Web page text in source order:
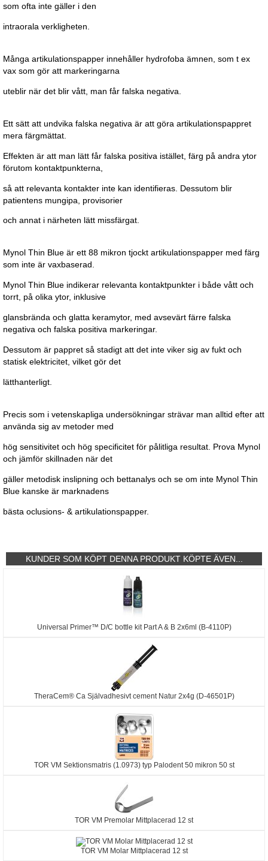
som ofta inte gäller i den
intraorala verkligheten.
Många artikulationspapper innehåller hydrofoba ämnen, som t ex
vax som gör att markeringarna
uteblir när det blir vått, man får falska negativa.
Ett sätt att undvika falska negativa är att göra artikulationspappret
mera färgmättat.
Effekten är att man lätt får falska positiva istället, färg på andra ytor
förutom kontaktpunkterna,
så att relevanta kontakter inte kan identifieras. Dessutom blir
patientens mungipa, provisorier
och annat i närheten lätt missfärgat.
Mynol Thin Blue är ett 88 mikron tjockt artikulationspapper med färg
som inte är vaxbaserad.
Mynol Thin Blue indikerar relevanta kontaktpunkter i både vått och
torrt, på olika ytor, inklusive
glansbrända och glatta keramytor, med avsevärt färre falska
negativa och falska positiva markeringar.
Dessutom är pappret så stadigt att det inte viker sig av fukt och
statisk elektricitet, vilket gör det
lätthanterligt.
Precis som i vetenskapliga undersökningar strävar man alltid efter att
använda sig av metoder med
hög sensitivitet och hög specificitet för pålitliga resultat. Prova Mynol
och jämför skillnaden när det
gäller metodisk inslipning och bettanalys och se om inte Mynol Thin
Blue kanske är marknadens
bästa oclusions- & artikulationspapper.
KUNDER SOM KÖPT DENNA PRODUKT KÖPTE ÄVEN...
Universal Primer™ D/C bottle kit Part A & B 2x6ml (B-4110P)
TheraCem® Ca Självadhesivt cement Natur 2x4g (D-46501P)
TOR VM Sektionsmatris (1.0973) typ Palodent 50 mikron 50 st
TOR VM Premolar Mittplacerad 12 st
TOR VM Molar Mittplacerad 12 st